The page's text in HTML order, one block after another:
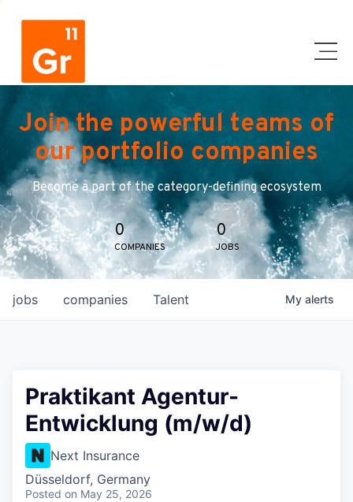
Join the powerful teams of
our portfolio companies
Become a part of the category-defining ecosystem
0
COMPANIES
0
JOBS
jobs companies Talent My alerts
Praktikant Agentur-
Entwicklung (m/w/d)
Next Insurance
Düsseldorf, Germany
Posted on May 25, 2026